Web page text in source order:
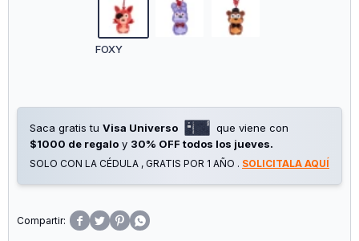
Material Soft y Cuenta con Ojos Que Brillan en la Oscuridad,
un Detalle úNico Que los Hace Aún Más Atractivos para los
Seguidores del Juego. con su Tamaño Compacto de 8,89
Cm, Son Perfectos para Coleccionar, Intercambiar o Regalar.
Buscan Sumar Artículos Oficiales de Fnaf a su Vitrina.
FOXY
Saca gratis tu Visa Universo
que viene con
$1000 de regalo y 30% OFF todos los jueves.
SOLO CON LA CÉDULA , GRATIS POR 1 AÑO . SOLICITALA AQUÍ
   